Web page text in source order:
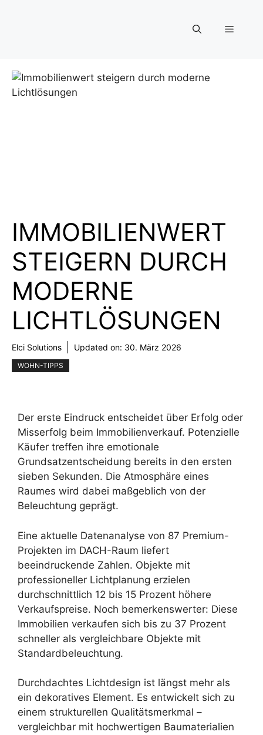
Menü
IMMOBILIENWERT
STEIGERN DURCH
MODERNE
LICHTLÖSUNGEN
Elci Solutions Updated on: 30. März 2026
WOHN-TIPPS
Der erste Eindruck entscheidet über Erfolg oder
Misserfolg beim Immobilienverkauf. Potenzielle
Käufer treffen ihre emotionale
Grundsatzentscheidung bereits in den ersten
sieben Sekunden. Die Atmosphäre eines
Raumes wird dabei maßgeblich von der
Beleuchtung geprägt.
Eine aktuelle Datenanalyse von 87 Premium-
Projekten im DACH-Raum liefert
beeindruckende Zahlen. Objekte mit
professioneller Lichtplanung erzielen
durchschnittlich 12 bis 15 Prozent höhere
Verkaufspreise. Noch bemerkenswerter: Diese
Immobilien verkaufen sich bis zu 37 Prozent
schneller als vergleichbare Objekte mit
Standardbeleuchtung.
Durchdachtes Lichtdesign ist längst mehr als
ein dekoratives Element. Es entwickelt sich zu
einem strukturellen Qualitätsmerkmal –
vergleichbar mit hochwertigen Baumaterialien